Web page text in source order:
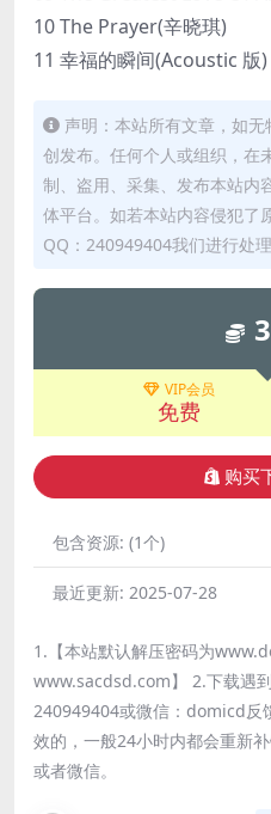
10 The Prayer(辛晓琪)
11 幸福的瞬间(Acoustic 版)
声明：本站所有文章，如
创发布。任何个人或组织，在
制、盗用、采集、发布本站内
体平台。如若本站内容侵犯了
QQ：240949404我们进行处理
3
VIP会员
免费
购买
包含资源: (1个)
最近更新: 2025-07-28
1.【本站默认解压密码为
www.sacdsd.com】 2.下载遇
240949404或微信：domicd反
效的，一般24小时内都会重新
或者微信。